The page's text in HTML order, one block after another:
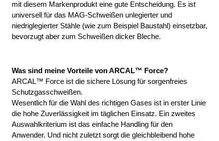
mit diesem Markenprodukt eine gute Entscheidung. Es ist
universell für das MAG-Schweißen unlegierter und
niedriglegierter Stähle (wie zum Beispiel Baustahl) einsetzbar,
bevorzugt aber zum Schweißen dicker Bleche.
Was sind meine Vorteile von ARCAL™ Force?
ARCAL™ Force ist die sichere Lösung für sorgenfreies
Schutzgasschweißen.
Wesentlich für die Wahl des richtigen Gases ist in erster Linie
die hohe Zuverlässigkeit im täglichen Einsatz. Ein zweites
Auswahlkriterium ist das einfache Handling für den
Anwender. Und nicht zuletzt sorgt die gleichbleibend hohe